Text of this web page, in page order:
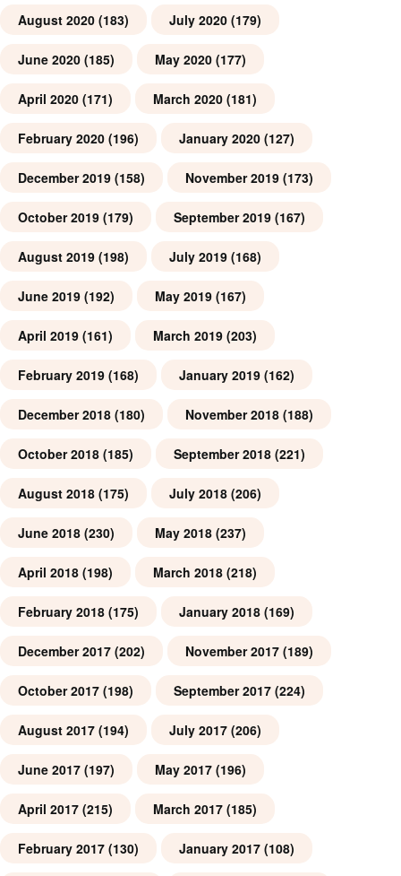
August 2020 (183) July 2020 (179)
June 2020 (185) May 2020 (177)
April 2020 (171) March 2020 (181)
February 2020 (196) January 2020 (127)
December 2019 (158) November 2019 (173)
October 2019 (179) September 2019 (167)
August 2019 (198) July 2019 (168)
June 2019 (192) May 2019 (167)
April 2019 (161) March 2019 (203)
February 2019 (168) January 2019 (162)
December 2018 (180) November 2018 (188)
October 2018 (185) September 2018 (221)
August 2018 (175) July 2018 (206)
June 2018 (230) May 2018 (237)
April 2018 (198) March 2018 (218)
February 2018 (175) January 2018 (169)
December 2017 (202) November 2017 (189)
October 2017 (198) September 2017 (224)
August 2017 (194) July 2017 (206)
June 2017 (197) May 2017 (196)
April 2017 (215) March 2017 (185)
February 2017 (130) January 2017 (108)